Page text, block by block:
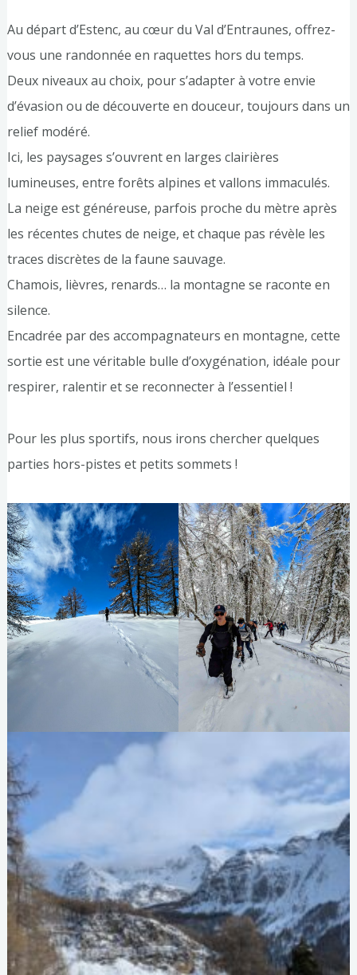
Au départ d’Estenc, au cœur du Val d’Entraunes, offrez-
vous une randonnée en raquettes hors du temps.
Deux niveaux au choix, pour s’adapter à votre envie
d’évasion ou de découverte en douceur, toujours dans un
relief modéré.
Ici, les paysages s’ouvrent en larges clairières
lumineuses, entre forêts alpines et vallons immaculés.
La neige est généreuse, parfois proche du mètre après
les récentes chutes de neige, et chaque pas révèle les
traces discrètes de la faune sauvage.
Chamois, lièvres, renards… la montagne se raconte en
silence.
Encadrée par des accompagnateurs en montagne, cette
sortie est une véritable bulle d’oxygénation, idéale pour
respirer, ralentir et se reconnecter à l’essentiel !
Pour les plus sportifs, nous irons chercher quelques
parties hors-pistes et petits sommets !